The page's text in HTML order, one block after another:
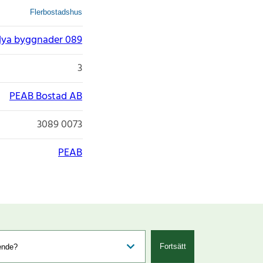
Flerbostadshus
byggnader 089
3
PEAB Bostad AB
3089 0073
PEAB
Fortsätt